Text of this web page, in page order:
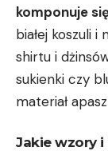
komponuje
białej koszuli i
shirtu i
sukienki czy
materiał
Jakie wzory